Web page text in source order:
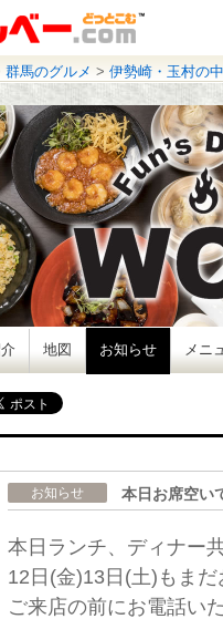
群馬のグルメ > 伊勢崎・玉村の
地図 お知らせ メニ
お知らせ 本日お席空い
本日ランチ、ディナー
12日(金)13日(土)もま
ご来店の前にお電話い